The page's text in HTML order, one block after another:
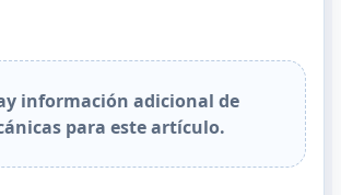
información adicional de
para este artículo.